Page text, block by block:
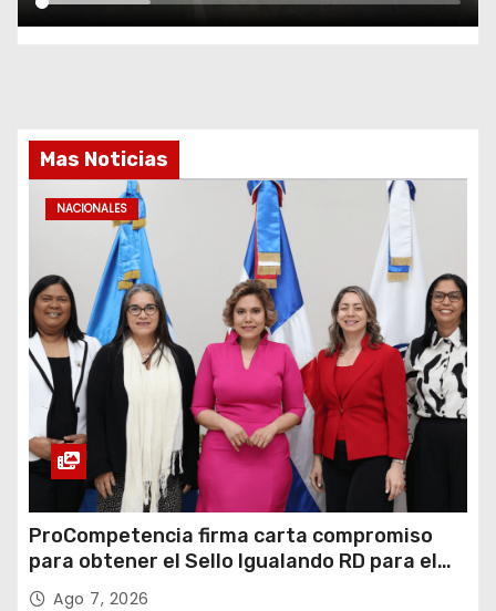
Mas Noticias
NACIONALES
ProCompetencia firma carta compromiso
para obtener el Sello Igualando RD para el
Sector Público
Ago 7, 2026